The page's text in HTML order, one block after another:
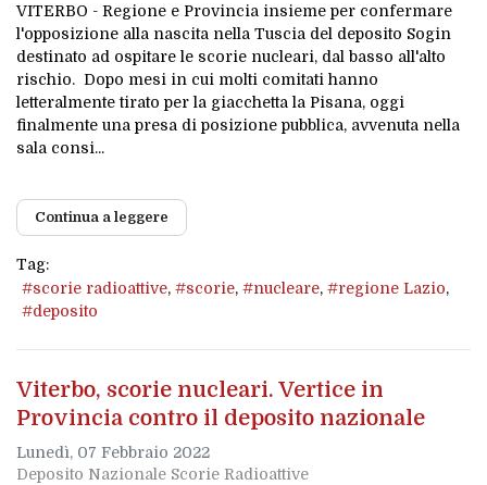
VITERBO - Regione e Provincia insieme per confermare
l'opposizione alla nascita nella Tuscia del deposito Sogin
destinato ad ospitare le scorie nucleari, dal basso all'alto
rischio. Dopo mesi in cui molti comitati hanno
letteralmente tirato per la giacchetta la Pisana, oggi
finalmente una presa di posizione pubblica, avvenuta nella
sala consi...
Continua a leggere
Tag:
scorie radioattive
scorie nucleare
regione Lazio
deposito
Viterbo, scorie nucleari. Vertice in
Provincia contro il deposito nazionale
Lunedì, 07 Febbraio 2022
Deposito Nazionale Scorie Radioattive